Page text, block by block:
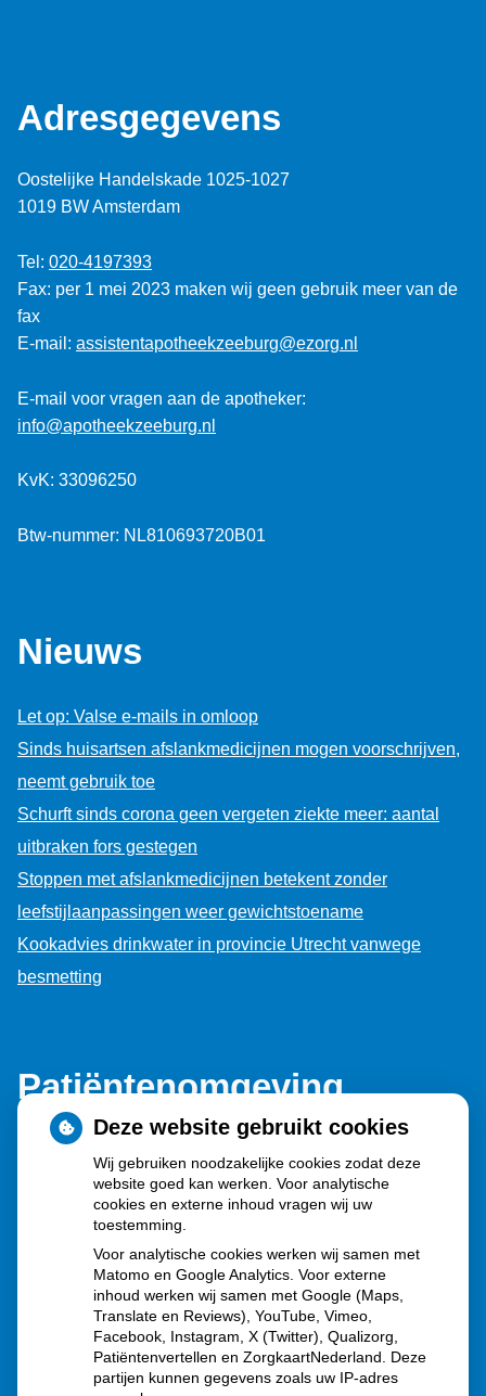
Adresgegevens
Oostelijke Handelskade 1025-1027
1019 BW Amsterdam
Tel: 020-4197393
Fax: per 1 mei 2023 maken wij geen gebruik meer van de
fax
E-mail: assistentapotheekzeeburg@ezorg.nl
E-mail voor vragen aan de apotheker:
info@apotheekzeeburg.nl
KvK: 33096250
Btw-nummer: NL810693720B01
Nieuws
Let op: Valse e-mails in omloop
Sinds huisartsen afslankmedicijnen mogen voorschrijven,
neemt gebruik toe
Schurft sinds corona geen vergeten ziekte meer: aantal
uitbraken fors gestegen
Stoppen met afslankmedicijnen betekent zonder
leefstijlaanpassingen weer gewichtstoename
Kookadvies drinkwater in provincie Utrecht vanwege
besmetting
Patiëntenomgeving
Patiëntenomgeving
Deze website gebruikt cookies
Wij gebruiken noodzakelijke cookies zodat deze
website goed kan werken. Voor analytische
cookies en externe inhoud vragen wij uw
toestemming.
Voor analytische cookies werken wij samen met
Matomo en Google Analytics. Voor externe
inhoud werken wij samen met Google (Maps,
Translate en Reviews), YouTube, Vimeo,
Facebook, Instagram, X (Twitter), Qualizorg,
Patiëntenvertellen en ZorgkaartNederland. Deze
partijen kunnen gegevens zoals uw IP-adres